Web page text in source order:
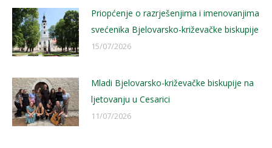
Priopćenje o razrješenjima i imenovanjima
svećenika Bjelovarsko-križevačke biskupije
15/07/2026
Mladi Bjelovarsko-križevačke biskupije na
ljetovanju u Cesarici
11/07/2026